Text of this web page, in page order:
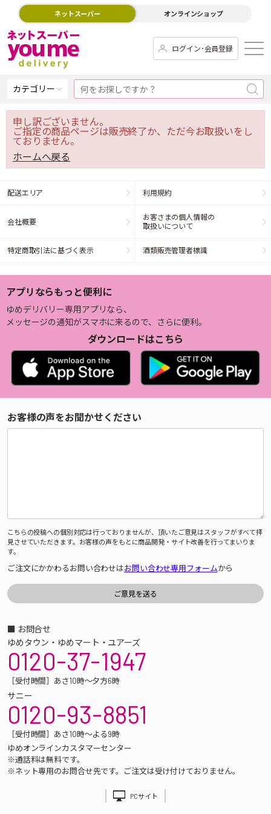
ネットスーパー オンラインショップ
ログイン･会員登録
カテゴリー
申し訳ございません。
ご指定の商品ページは販売終了か、ただ今お取扱いをし
ておりません。
ホームへ戻る
配送エリア 利用規約
会社概要
お客さまの個人情報の
取扱いについて
特定商取引法に基づく表示 酒類販売管理者標識
アプリならもっと便利に
ゆめデリバリー専用アプリなら、
メッセージの通知がスマホに来るので、さらに便利。
ダウンロードはこちら
お客様の声をお聞かせください
こちらの投稿への個別対応は行っておりませんが、頂いたご意見はスタッフがすべて拝
見させていただきます。お客様の声をもとに商品開発・サイト改善を行ってまいりま
す。
ご注文にかかわるお問い合わせはお問い合わせ専用フォームから
■ お問合せ
ゆめタウン・ゆめマート・ユアーズ
0120-37-1947
［受付時間］あさ10時～夕方6時
サニー
0120-93-8851
［受付時間］あさ10時～よる9時
ゆめオンラインカスタマーセンター
※通話料は無料です。
※ネット専用のお問合せ先です。ご注文は受け付けておりません。
PCサイト